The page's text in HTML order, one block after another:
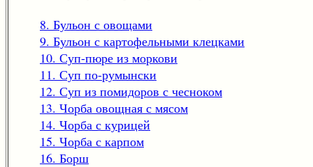
8. Бульон с овощами
9. Бульон с картофельными клецками
10. Суп-пюре из моркови
11. Суп по-румынски
12. Суп из помидоров с чесноком
13. Чорба овощная с мясом
14. Чорба с курицей
15. Чорба с карпом
16. Борш